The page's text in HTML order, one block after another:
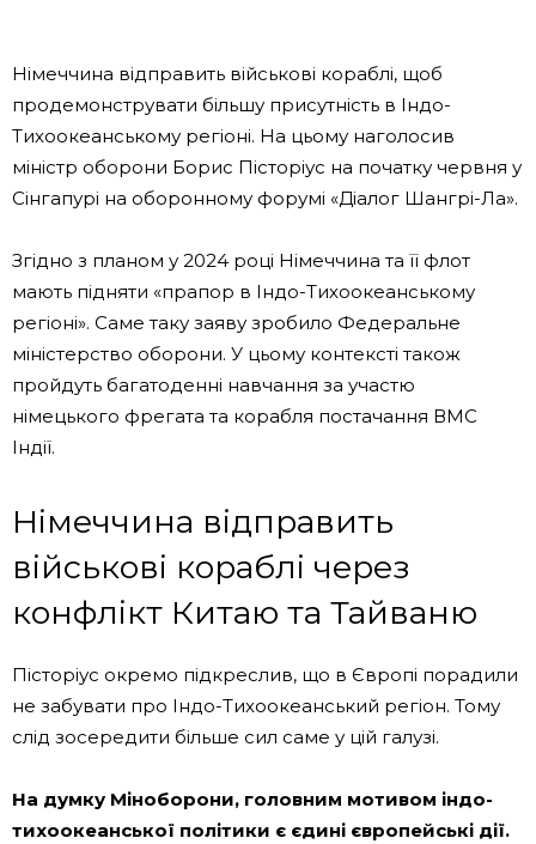
Німеччина відправить військові кораблі, щоб
продемонструвати більшу присутність в Індо-
Тихоокеанському регіоні. На цьому наголосив
міністр оборони Борис Пісторіус на початку червня у
Сінгапурі на оборонному форумі «Діалог Шангрі-Ла».
Згідно з планом у 2024 році Німеччина та її флот
мають підняти «прапор в Індо-Тихоокеанському
регіоні». Саме таку заяву зробило Федеральне
міністерство оборони. У цьому контексті також
пройдуть багатоденні навчання за участю
німецького фрегата та корабля постачання ВМС
Індії.
Німеччина відправить
військові кораблі через
конфлікт Китаю та Тайваню
Пісторіус окремо підкреслив, що в Європі порадили
не забувати про Індо-Тихоокеанський регіон. Тому
слід зосередити більше сил саме у цій галузі.
На думку Міноборони, головним мотивом індо-
тихоокеанської політики є єдині європейські дії.